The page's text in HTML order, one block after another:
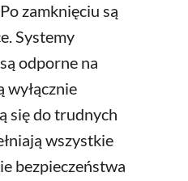
zamknięciu są
Systemy
odporne na
wyłącznie
się do trudnych
wszystkie
bezpieczeństwa